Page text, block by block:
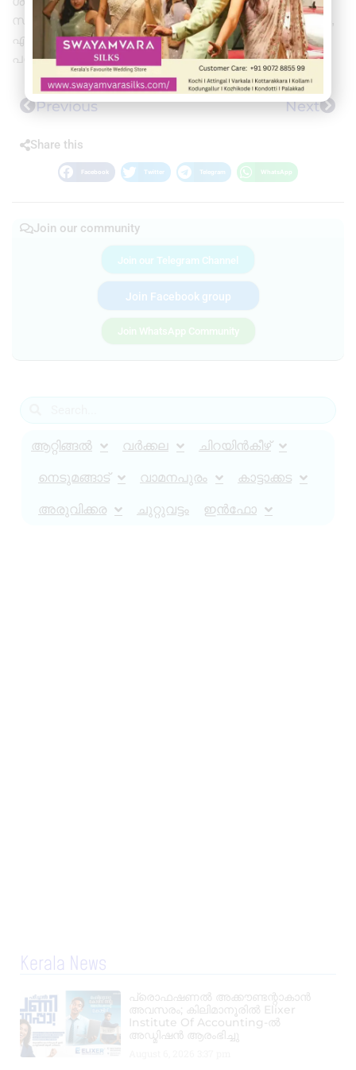
സാബു, ഇടയ്ക്കോടു എൽപിഎസ് എച്ച്.എം ജയകുമാർ,
എം. ജി.എം സ്കൂൾ എച്ച്.എം അരുൺ തുടങ്ങിയവർ
പങ്കെടുത്തു.
Previous Next
Share this
Facebook Twitter Telegram WhatsApp
Join our community
Join our Telegram Channel
Join Facebook group
Join WhatsApp Community
ആറ്റിങ്ങൽ വർക്കല ചിറയിൻകീഴ്
നെടുമങ്ങാട് വാമനപുരം കാട്ടാക്കട
അരുവിക്കര ചുറ്റുവട്ടം ഇൻഫോ
Kerala News
പ്രൊഫഷണൽ അക്കൗണ്ടന്റാകാൻ
അവസരം; കിലിമാനൂരിൽ Elixer
Institute Of Accounting-ൽ
അഡ്മിഷൻ ആരംഭിച്ചു